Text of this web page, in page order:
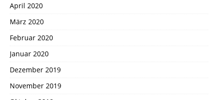
April 2020
März 2020
Februar 2020
Januar 2020
Dezember 2019
November 2019